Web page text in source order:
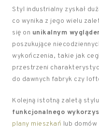
Styl industrialny zyskał
co wynika z jego wielu
się on unikalnym
poszukujące
wykończenia, takie jak
przestrzeni
do dawnych fabryk czy
Kolejną istotną zaletą
funkcjonalnego
plany mieszkań lub